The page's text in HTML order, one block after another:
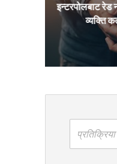
इन्टरपोलबाट रेड
व्यक्ति